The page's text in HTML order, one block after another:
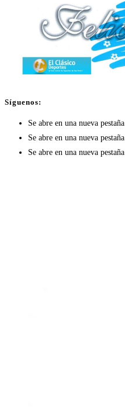
Síguenos:
Se abre en una nueva pestaña
Se abre en una nueva pestaña
Se abre en una nueva pestaña